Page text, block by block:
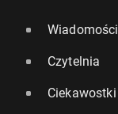
Wiadomości
Czytelnia
Ciekawostki